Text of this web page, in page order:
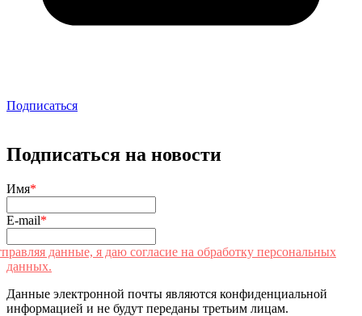
Подписаться
Подписаться на новости
Имя*
E-mail*
данные, я даю согласие на обработку персональных
данных.
Данные электронной почты являются конфиденциальной
информацией и не будут переданы третьим лицам.